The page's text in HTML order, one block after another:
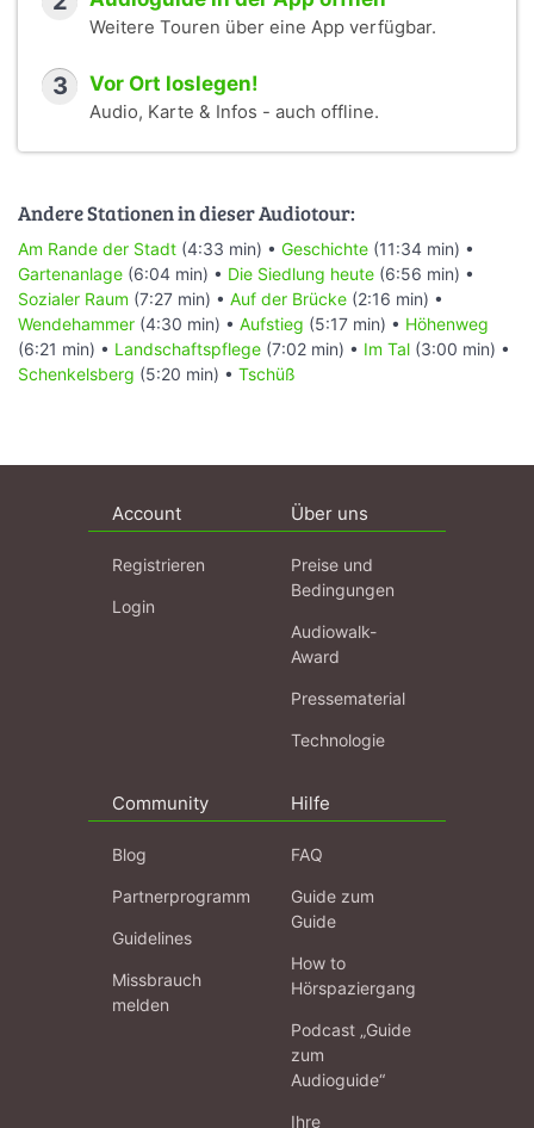
Weitere Touren über eine App verfügbar.
3 Vor Ort loslegen!
Audio, Karte & Infos - auch offline.
Andere Stationen in dieser Audiotour:
Am Rande der Stadt (4:33 min) • Geschichte (11:34 min) •
Gartenanlage (6:04 min) • Die Siedlung heute (6:56 min) •
Sozialer Raum (7:27 min) • Auf der Brücke (2:16 min) •
Wendehammer (4:30 min) • Aufstieg (5:17 min) • Höhenweg
(6:21 min) • Landschaftspflege (7:02 min) • Im Tal (3:00 min) •
Schenkelsberg (5:20 min) • Tschüß
Account
Registrieren
Login
Über uns
Preise und
Bedingungen
Audiowalk-
Award
Pressematerial
Technologie
Community
Blog
Partnerprogramm
Guidelines
Missbrauch
melden
Hilfe
FAQ
Guide zum
Guide
How to
Hörspaziergang
Podcast „Guide
zum
Audioguide“
Ihre